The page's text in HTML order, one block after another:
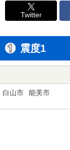
Twitter
震度1
白山市 能美市